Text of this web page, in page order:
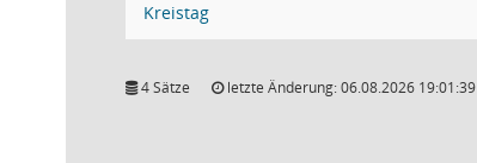
Kreistag
4 Sätze letzte Änderung: 06.08.2026 19:01:39